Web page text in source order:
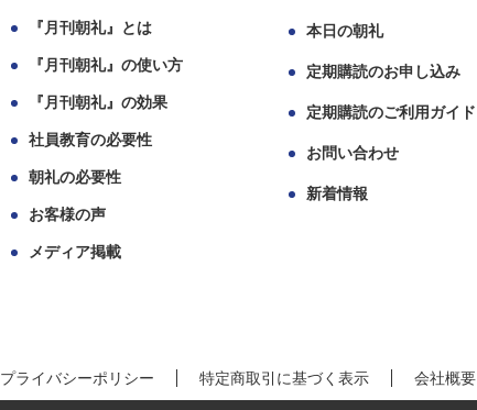
『月刊朝礼』とは
『月刊朝礼』の使い方
『月刊朝礼』の効果
社員教育の必要性
朝礼の必要性
お客様の声
メディア掲載
本日の朝礼
定期購読のお申し込み
定期購読のご利用ガイド
お問い合わせ
新着情報
プライバシーポリシー 特定商取引に基づく表示 会社概要